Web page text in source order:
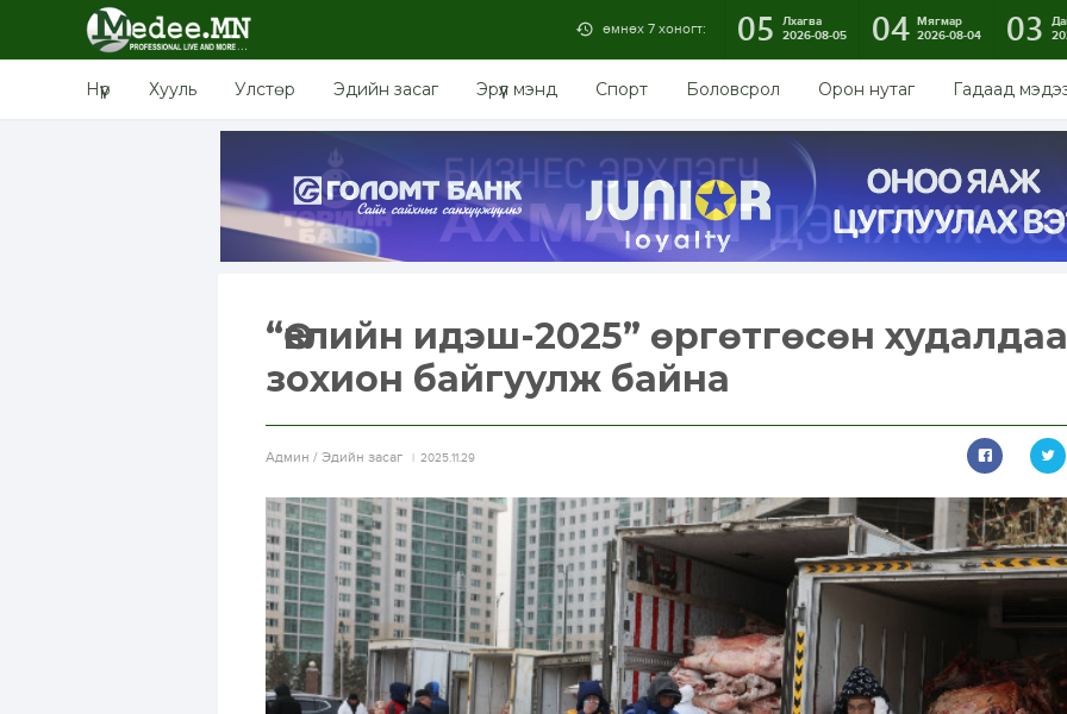
өмнөх 7 хоногт: 05
Лхагва
2026-08-05
04 Мягмар
2026-08-04
03
Нүүр Хууль Улстөр Эдийн засаг Эрүүл мэнд Спорт Боловсрол Орон нутаг Гадаад
“Өвлийн идэш-2025” өргөтгөсөн худалдаа
зохион байгуулж байна
Aдмин / Эдийн засаг 2025.11.29